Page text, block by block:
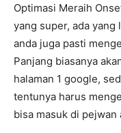
Optimasi Meraih
yang super, ada
anda juga pasti
Panjang biasanya
halaman 1 google,
tentunya harus
bisa masuk di pejwan